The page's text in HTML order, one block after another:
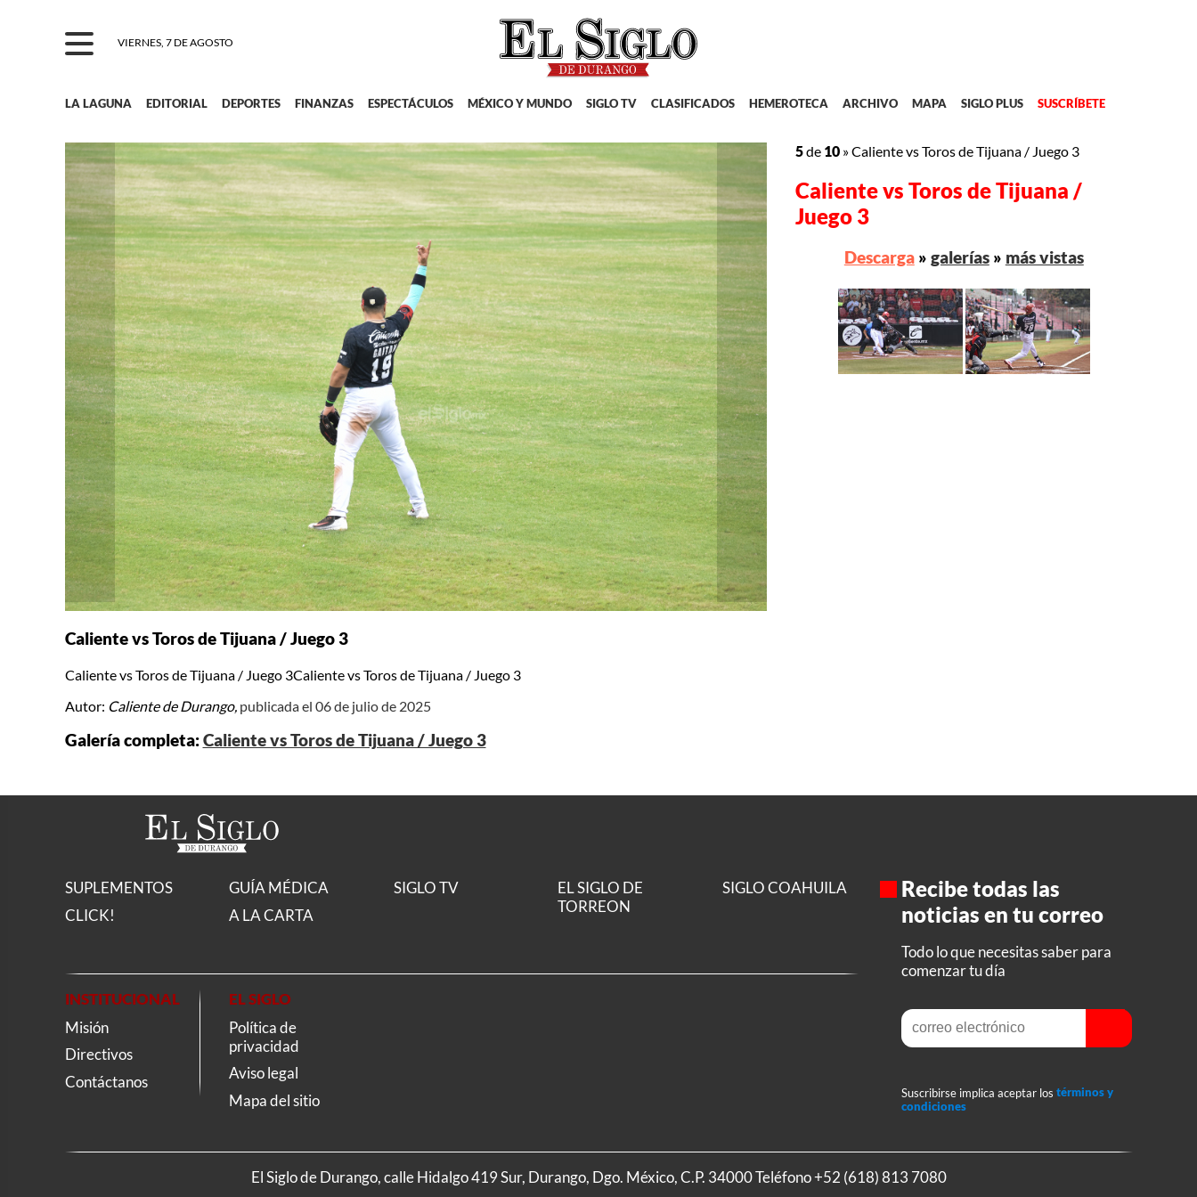
VIERNES, 7 DE AGOSTO
LA LAGUNA EDITORIAL DEPORTES FINANZAS ESPECTÁCULOS MÉXICO Y MUNDO SIGLO TV CLASIFICADOS HEMEROTECA ARCHIVO MAPA SIGLO PLUS SUSCRÍBETE
Caliente vs Toros de Tijuana / Juego 3
Caliente vs Toros de Tijuana / Juego 3Caliente vs Toros de Tijuana / Juego 3
Autor: Caliente de Durango, publicada el 06 de julio de 2025
Galería completa:Caliente vs Toros de Tijuana / Juego 3
5de 10 »Caliente vs Toros de Tijuana / Juego 3
Caliente vs Toros de Tijuana /
Juego 3
Descarga» galerías» más vistas
SUPLEMENTOS
CLICK!
GUÍA MÉDICA
A LA CARTA
SIGLO TV
EL SIGLO DE
TORREON
SIGLO COAHUILA
INSTITUCIONAL
Misión
Directivos
Contáctanos
EL SIGLO
Política de
privacidad
Aviso legal
Mapa del sitio
Recibe todas las
noticias en tu correo
Todo lo que necesitas saber para
comenzar tu día
Suscribirse implica aceptar los términos y
condiciones
El Siglo de Durango, calle Hidalgo 419 Sur, Durango, Dgo. México, C.P. 34000 Teléfono+52 (618) 813 7080